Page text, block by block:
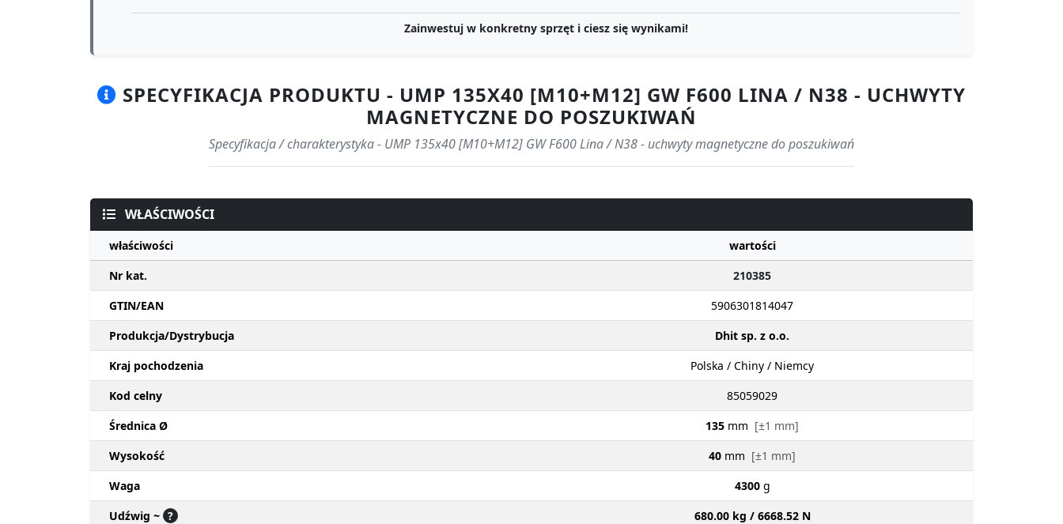
Zainwestuj w konkretny sprzęt i ciesz się wynikami!
SPECYFIKACJA PRODUKTU - UMP 135X40 [M10+M12] GW F600 LINA / N38 - UCHWYTY
MAGNETYCZNE DO POSZUKIWAŃ
Specyfikacja / charakterystyka - UMP 135x40 [M10+M12] GW F600 Lina / N38 - uchwyty magnetyczne do poszukiwań
WŁAŚCIWOŚCI
właściwości
wartości
Nr kat.
210385
GTIN/EAN
5906301814047
Produkcja/Dystrybucja
Dhit sp. z o.o.
Kraj pochodzenia
Polska / Chiny / Niemcy
Kod celny
85059029
Średnica Ø
135 mm [±1 mm]
Wysokość
40 mm [±1 mm]
Waga
4300 g
Udźwig ~ ?
680.00 kg / 6668.52 N